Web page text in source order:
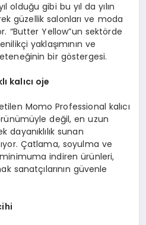
olduğu gibi bu yıl da yılın
güzellik salonları ve moda
“Butter Yellow”un sektörde
yaklaşımının ve
bir göstergesi.
kalıcı oje
Momo Professional kalıcı
değil, en uzun
dayanıklılık sunan
Çatlama, soyulma ve
indiren ürünleri,
sanatçılarının güvenle